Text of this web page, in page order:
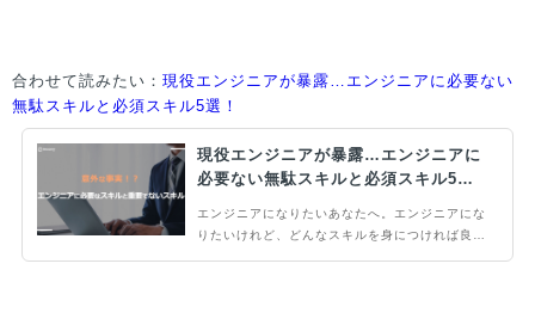
合わせて読みたい： 現役エンジニアが暴露…エンジニアに必要ない
無駄スキルと必須スキル5選！
現役エンジニアが暴露…エンジニアに
必要ない無駄スキルと必須スキル5
エンジニアになりたいあなたへ。エンジニアにな
りたいけれど、どんなスキルを身につければ良い